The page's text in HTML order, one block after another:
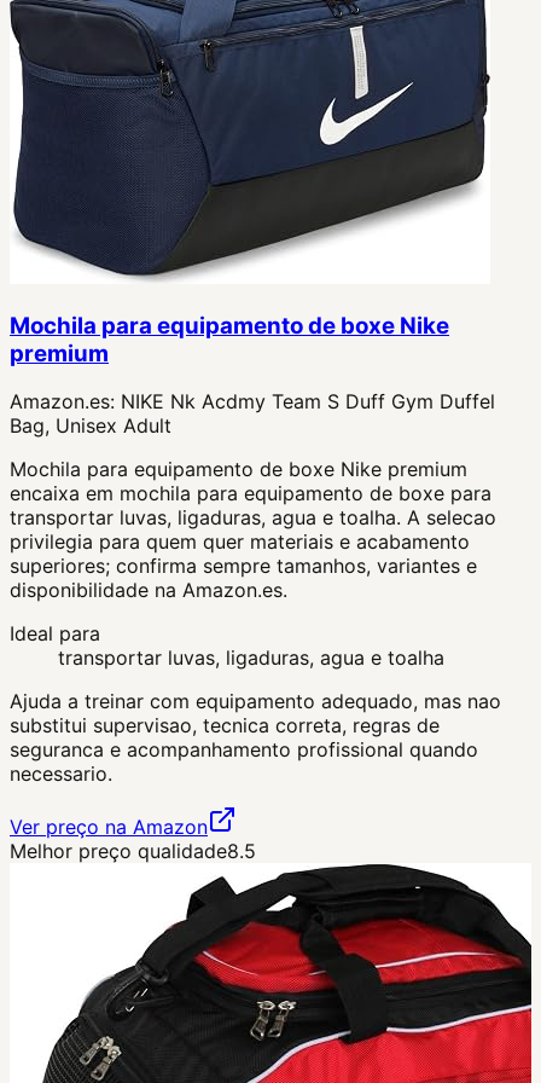
Mochila para equipamento de boxe Nike
premium
Amazon.es: NIKE Nk Acdmy Team S Duff Gym Duffel
Bag, Unisex Adult
Mochila para equipamento de boxe Nike premium
encaixa em mochila para equipamento de boxe para
transportar luvas, ligaduras, agua e toalha. A selecao
privilegia para quem quer materiais e acabamento
superiores; confirma sempre tamanhos, variantes e
disponibilidade na Amazon.es.
Ideal para
transportar luvas, ligaduras, agua e toalha
Ajuda a treinar com equipamento adequado, mas nao
substitui supervisao, tecnica correta, regras de
seguranca e acompanhamento profissional quando
necessario.
Ver preço na Amazon
Melhor preço qualidade8.5